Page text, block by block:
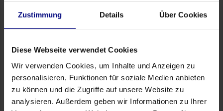
Zustimmung Details Über Cookies
Diese Webseite verwendet Cookies
Wir verwenden Cookies, um Inhalte und Anzeigen zu
personalisieren, Funktionen für soziale Medien anbieten
zu können und die Zugriffe auf unsere Website zu
analysieren. Außerdem geben wir Informationen zu Ihrer
Bereit für den nächsten Schritt?
Sie uns unverbindlich herausfinden, wie
viel Optimierungspotenzial in Ihren
Systemen steckt
Mehr als nur KPIs
Entdecken Sie in einem persönlichen Gespräch, wie
Process.Science Engpässe, Nacharbeit und
Prozessabweichungen hinter Ihren Zahlen sichtbar macht.